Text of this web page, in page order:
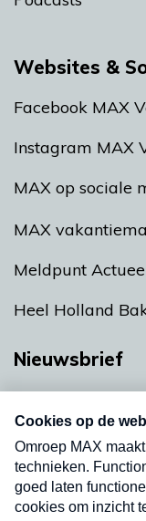
Websites &
Facebook MAX
Instagram MAX
MAX op sociale
MAX
Meldpunt
Heel Holland
Nieuwsbrief
nieuwsbrief.
uw mailbox.